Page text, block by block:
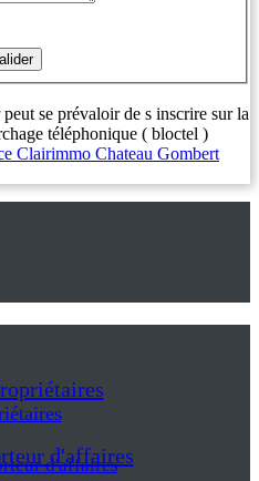
se prévaloir de s inscrire sur la
téléphonique ( bloctel )
Clairimmo Chateau Gombert
d'affaires
d'affaires